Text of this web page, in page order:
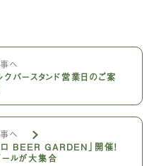
へ
バースタンド営業日のご案
へ
BEER GARDEN」開催！
ールが大集合